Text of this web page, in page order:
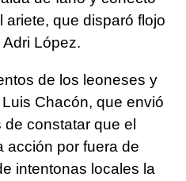
que disparó flojo
López.
de los leoneses y
Chacón, que envió
constatar que el
acción por fuera de
intentonas locales la